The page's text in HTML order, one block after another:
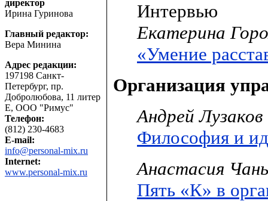
директор
Ирина Гуринова
Главный редактор:
Вера Минина
Адрес редакции:
197198 Санкт-
Петербург, пр.
Добролюбова, 11 литер
Е, ООО "Римус"
Телефон:
(812) 230-4683
E-mail:
info@personal-mix.ru
Internet:
www.personal-mix.ru
Интервью
Екатерина
«Умение
Организация
Андрей Лузаков
Философия и
Анастасия
Пять «К» в